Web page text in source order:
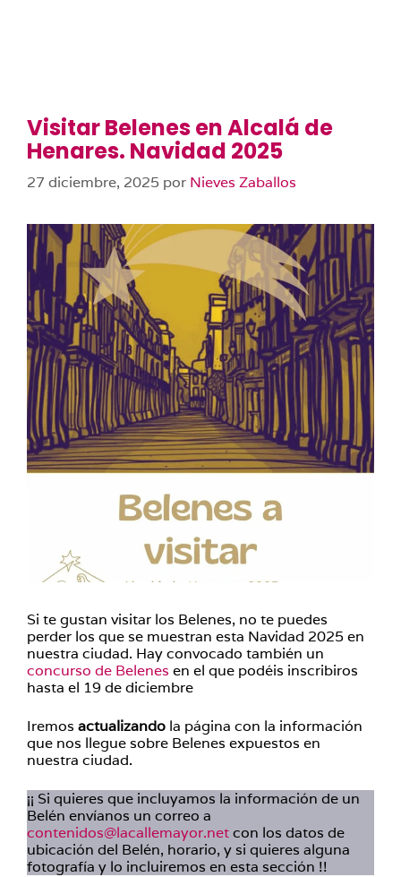
Visitar Belenes en Alcalá de
Henares. Navidad 2025
27 diciembre, 2025 por Nieves Zaballos
Si te gustan visitar los Belenes, no te puedes
perder los que se muestran esta Navidad 2025 en
nuestra ciudad. Hay convocado también un
concurso de Belenes en el que podéis inscribiros
hasta el 19 de diciembre
Iremos actualizando la página con la información
que nos llegue sobre Belenes expuestos en
nuestra ciudad.
¡¡ Si quieres que incluyamos la información de un
Belén envíanos un correo a
contenidos@lacallemayor.netcon los datos de
ubicación del Belén, horario, y si quieres alguna
fotografía y lo incluiremos en esta sección !!